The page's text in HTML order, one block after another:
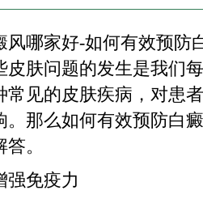
风哪家好-如何有效预防
皮肤问题的发生是我们
常见的皮肤疾病，对患
。那么如何有效预防白
。
免疫力